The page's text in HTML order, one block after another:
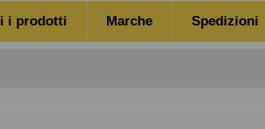
i prodotti Marche Spedizioni